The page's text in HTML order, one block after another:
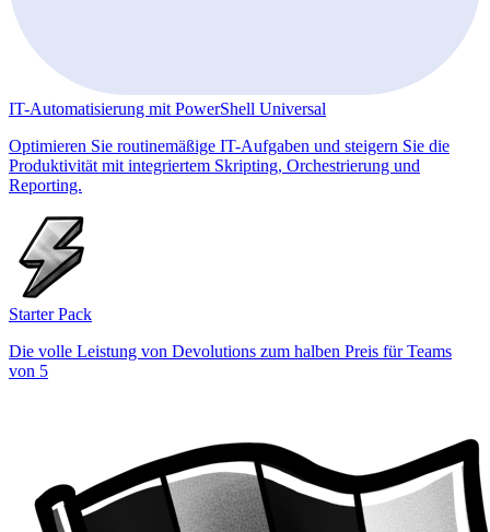
IT-Automatisierung mit PowerShell Universal
Optimieren Sie routinemäßige IT-Aufgaben und steigern Sie die
Produktivität mit integriertem Skripting, Orchestrierung und
Reporting.
Starter Pack
Die volle Leistung von Devolutions zum halben Preis für Teams
von 5